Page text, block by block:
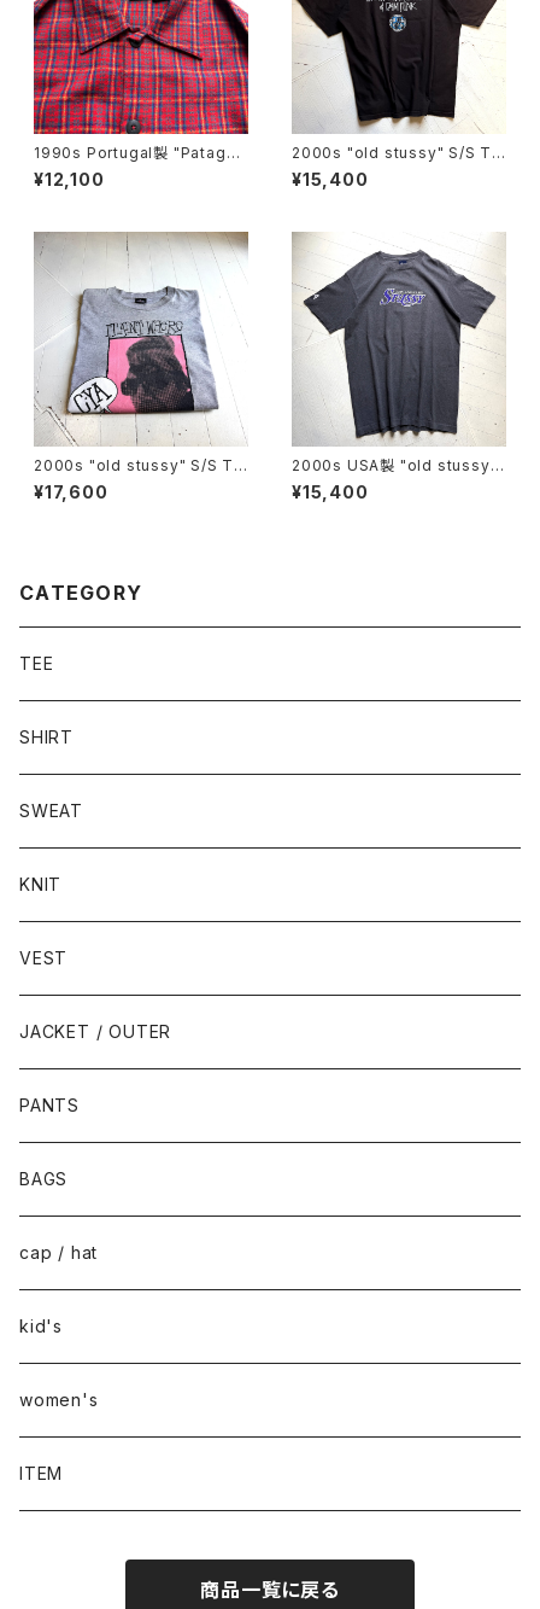
1990s Portugal製 "Patagon
ia" kid's heavy flannel shir
t
¥12,100
2000s "old stussy" S/S T-
shirt
¥15,400
2000s "old stussy" S/S T-
shirt
¥17,600
2000s USA製 "old stussy"
S/S T-shirt
¥15,400
CATEGORY
TEE
SHIRT
SWEAT
KNIT
VEST
JACKET / OUTER
PANTS
BAGS
cap / hat
kid's
women's
ITEM
商品一覧に戻る